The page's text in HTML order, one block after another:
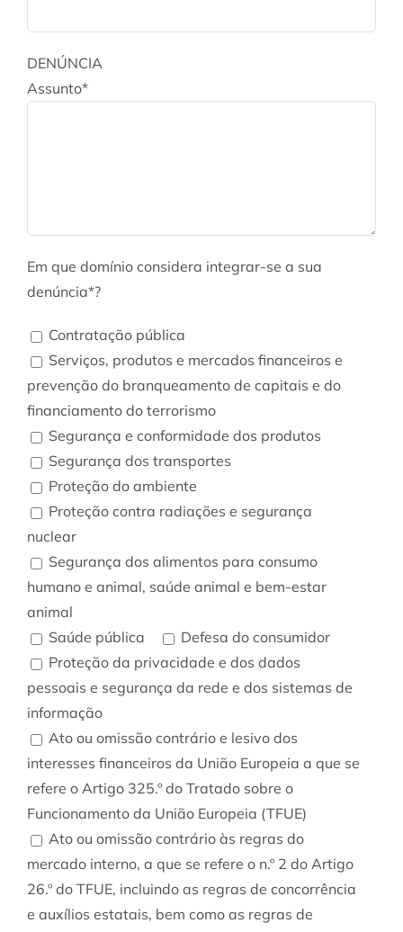
DENÚNCIA
Assunto*
Em que domínio considera integrar-se a sua
denúncia*?
Contratação pública
Serviços, produtos e mercados financeiros e
prevenção do branqueamento de capitais e do
financiamento do terrorismo
Segurança e conformidade dos produtos
Segurança dos transportes
Proteção do ambiente
Proteção contra radiações e segurança
nuclear
Segurança dos alimentos para consumo
humano e animal, saúde animal e bem-estar
animal
Saúde pública
Defesa do consumidor
Proteção da privacidade e dos dados
pessoais e segurança da rede e dos sistemas de
informação
Ato ou omissão contrário e lesivo dos
interesses financeiros da União Europeia a que se
refere o Artigo 325.º do Tratado sobre o
Funcionamento da União Europeia (TFUE)
Ato ou omissão contrário às regras do
mercado interno, a que se refere o n.º 2 do Artigo
26.º do TFUE, incluindo as regras de concorrência
e auxílios estatais, bem como as regras de